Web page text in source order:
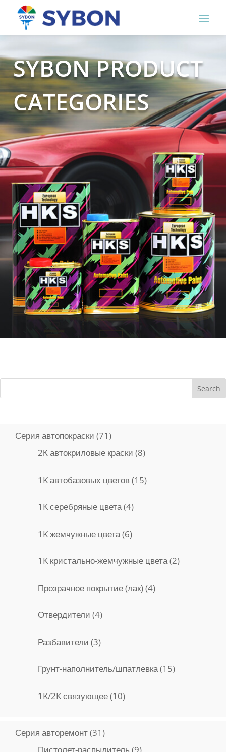
SYBON PRODUCT
CATEGORIES
Search
Серия автопокраски 7171
2К автокриловые краски 88
1K автобазовых цветов 1515
1K серебряные цвета 44
1K жемчужные цвета 66
1K кристально-жемчужные цвета 22
Прозрачное покрытие (лак) 44
Отвердители 44
Разбавители 33
Грунт-наполнитель/шпатлевка 1515
1K/2K связующее 1010
Серия авторемонт 3131
Пистолет-распылитель 99